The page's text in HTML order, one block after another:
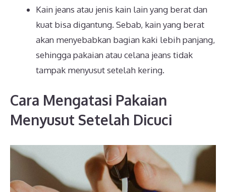
Kain jeans atau jenis kain lain yang berat dan
kuat bisa digantung. Sebab, kain yang berat
akan menyebabkan bagian kaki lebih panjang,
sehingga pakaian atau celana jeans tidak
tampak menyusut setelah kering.
Cara Mengatasi Pakaian
Menyusut Setelah Dicuci